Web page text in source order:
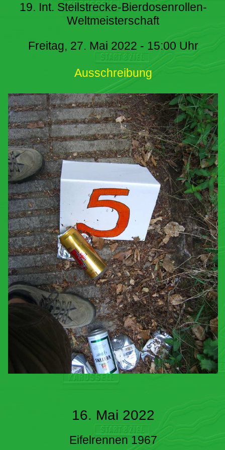
19. Int. Steilstrecke-Bierdosenrollen-
Weltmeisterschaft
Freitag, 27. Mai 2022 - 15:00 Uhr
Ausschreibung
16. Mai 2022
Eifelrennen 1967